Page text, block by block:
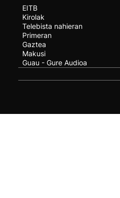
EITB
Kirolak
Telebista nahieran
Primeran
Gaztea
Makusi
Guau - Gure Audioa